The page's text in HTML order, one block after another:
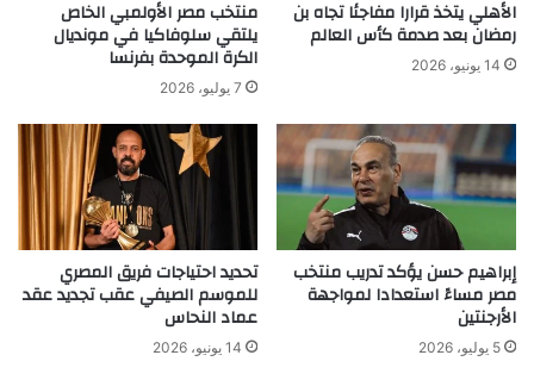
الأهلي يتخذ قرارا مفاجئا تجاه بن
رمضان بعد صدمة كأس العالم
14 يونيو، 2026
منتخب مصر الأولمبي الخاص
يلتقي سلوفاكيا في مونديال
الكرة الموحدة بفرنسا
7 يوليو، 2026
إبراهيم حسن يؤكد تدريب منتخب
مصر مساءً استعدادا لمواجهة
الأرجنتين
5 يوليو، 2026
تحديد احتياجات فريق المصري
للموسم الصيفي عقب تجديد عقد
عماد النحاس
14 يونيو، 2026